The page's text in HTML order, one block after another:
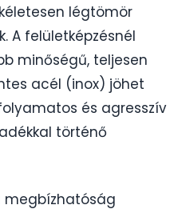
légtömör
A felületképzésnél
minőségű, teljesen
acél (inox) jöhet
és agresszív
történő
megbízhatóság